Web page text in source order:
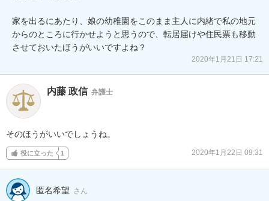
家を出るにあたり、娘の幼稚園をこのまま主人に内緒で私の地元
からのところに行かせようと思うので、転居届けや住民票も移動
させておいたほうがいいですよね？
2020年1月21日 17:21
内藤 政信 弁護士
そのほうがいいでしょうね。
役に立った 1 2020年1月22日 09:31
匿名希望 さん